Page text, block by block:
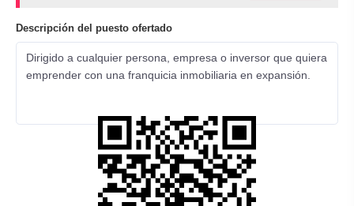
Descripción del puesto ofertado
Dirigido a cualquier persona, empresa o inversor que quiera
emprender con una franquicia inmobiliaria en expansión.